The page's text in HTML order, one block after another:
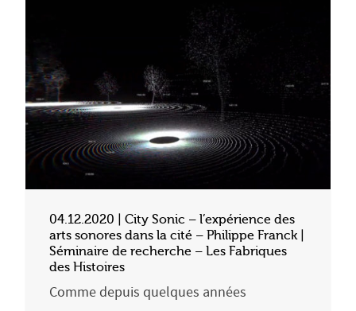
04.12.2020 | City Sonic – l’expérience des
arts sonores dans la cité – Philippe Franck |
Séminaire de recherche – Les Fabriques
des Histoires
Comme depuis quelques années